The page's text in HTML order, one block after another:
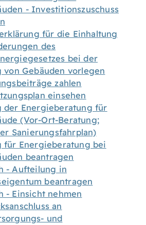
- Investitionszuschuss
für die Einhaltung
des
bei der
von Gebäuden vorlegen
zahlen
einsehen
der Energieberatung für
(Vor-Ort-Beratung;
Sanierungsfahrplan)
für Energieberatung bei
beantragen
- Aufteilung in
beantragen
- Einsicht nehmen
an
und